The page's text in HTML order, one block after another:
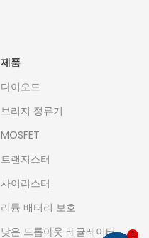
제품
다이오드
브리지 정류기
MOSFET
트랜지스터
사이리스터
리튬 배터리 보호
낮은 드롭아웃 레귤레이터
1